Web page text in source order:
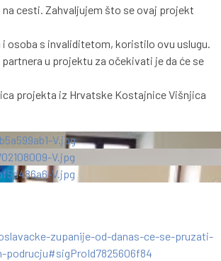
cesti. Zahvaljujem što se ovaj projekt
osoba s invaliditetom, koristilo ovu uslugu.
u projektu za očekivati je da će se
projekta iz Hrvatske Kostajnice Višnjica
zupanije-od-danas-ce-se-pruzati-